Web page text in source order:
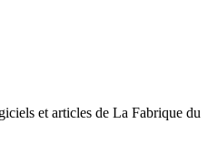
et articles de La Fabrique du